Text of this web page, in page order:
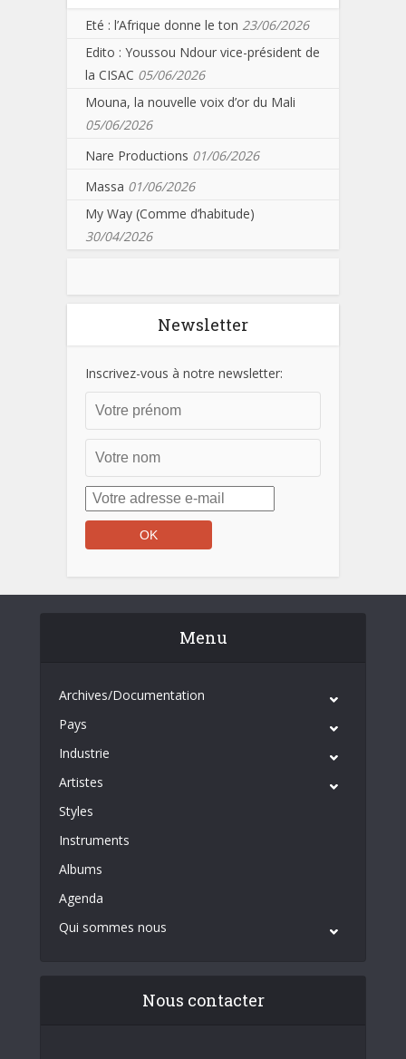
Eté : l’Afrique donne le ton 23/06/2026
Edito : Youssou Ndour vice-président de
la CISAC 05/06/2026
Mouna, la nouvelle voix d’or du Mali
05/06/2026
Nare Productions 01/06/2026
Massa 01/06/2026
My Way (Comme d’habitude)
30/04/2026
Newsletter
Inscrivez-vous à notre newsletter:
Menu
Archives/Documentation
Pays
Industrie
Artistes
Styles
Instruments
Albums
Agenda
Qui sommes nous
Nous contacter